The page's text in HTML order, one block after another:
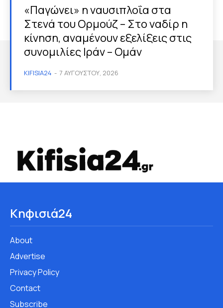
«Παγώνει» η ναυσιπλοΐα στα
Στενά του Ορμούζ – Στο ναδίρ η
κίνηση, αναμένουν εξελίξεις στις
συνομιλίες Ιράν – Ομάν
KIFISIA24 - 7 ΑΥΓΟΎΣΤΟΥ, 2026
Κηφισιά24
About
Advertise
Privacy Policy
Contact
Subscribe